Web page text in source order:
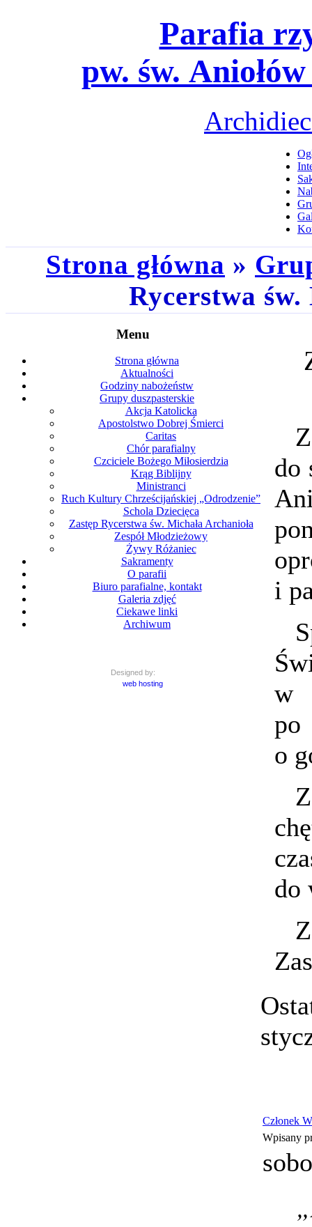
Parafia
pw. św.
Strona główna »
Rycerstwa św.
Menu
Strona główna
Aktualności
Godziny nabożeństw
Grupy duszpasterskie
Akcja Katolicka
Apostolstwo Dobrej Śmierci
Caritas
Chór parafialny
Czciciele Bożego Miłosierdzia
Krąg Biblijny
Ministranci
Ruch Kultury Chrześcijańskiej „Odrodzenie”
Schola Dziecięca
Zastęp Rycerstwa św. Michała Archanioła
Zespół Młodzieżowy
Żywy Różaniec
Sakramenty
O parafii
Biuro parafialne, kontakt
Galeria zdjęć
Ciekawe linki
Archiwum
Designed by:
web hosting
do
i
w
o
do
Członek
Wpisany